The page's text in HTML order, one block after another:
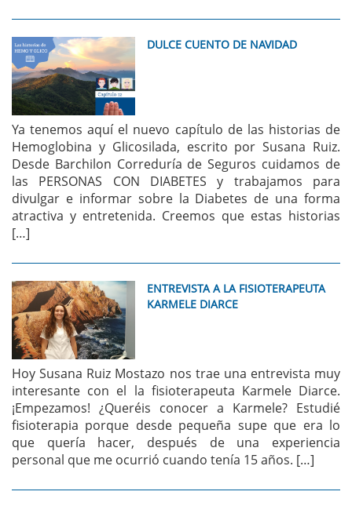
DULCE CUENTO DE NAVIDAD
Ya tenemos aquí el nuevo capítulo de las historias de
Hemoglobina y Glicosilada, escrito por Susana Ruiz.
Desde Barchilon Correduría de Seguros cuidamos de
las PERSONAS CON DIABETES y trabajamos para
divulgar e informar sobre la Diabetes de una forma
atractiva y entretenida. Creemos que estas historias
[…]
ENTREVISTA A LA FISIOTERAPEUTA
KARMELE DIARCE
Hoy Susana Ruiz Mostazo nos trae una entrevista muy
interesante con el la fisioterapeuta Karmele Diarce.
¡Empezamos! ¿Queréis conocer a Karmele? Estudié
fisioterapia porque desde pequeña supe que era lo
que quería hacer, después de una experiencia
personal que me ocurrió cuando tenía 15 años. […]